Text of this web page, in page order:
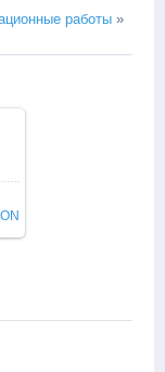
работы »